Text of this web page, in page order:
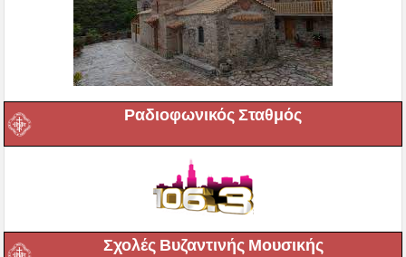
Ραδιοφωνικός Σταθμός
Σχολές Βυζαντινής Μουσικής